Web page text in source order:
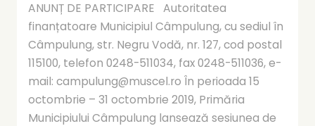
ANUNȚ DE PARTICIPARE Autoritatea
finanțatoare Municipiul Câmpulung, cu sediul în
Câmpulung, str. Negru Vodă, nr. 127, cod postal
115100, telefon 0248-511034, fax 0248-511036, e-
mail: campulung@muscel.ro În perioada 15
octombrie – 31 octombrie 2019, Primăria
Municipiului Câmpulung lansează sesiunea de